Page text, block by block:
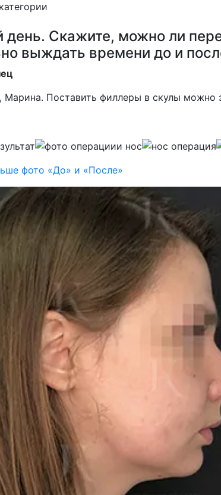
Скажите, можно ли
выждать времени до и
Марина. Поставить филлеры в скулы можно
фото «До» и «После»